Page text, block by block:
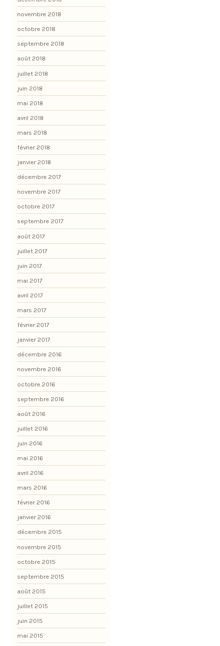
novembre 2018
octobre 2018
septembre 2018
août 2018
juillet 2018
juin 2018
mai 2018
avril 2018
mars 2018
février 2018
janvier 2018
décembre 2017
novembre 2017
octobre 2017
septembre 2017
août 2017
juillet 2017
juin 2017
mai 2017
avril 2017
mars 2017
février 2017
janvier 2017
décembre 2016
novembre 2016
octobre 2016
septembre 2016
août 2016
juillet 2016
juin 2016
mai 2016
avril 2016
mars 2016
février 2016
janvier 2016
décembre 2015
novembre 2015
octobre 2015
septembre 2015
août 2015
juillet 2015
juin 2015
mai 2015